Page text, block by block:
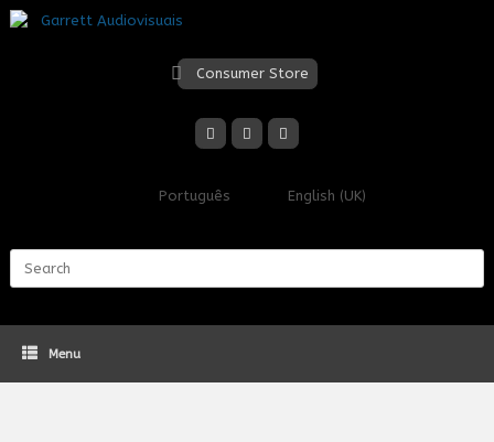
Skip
to
Consumer Store
Português English (UK)
Menu